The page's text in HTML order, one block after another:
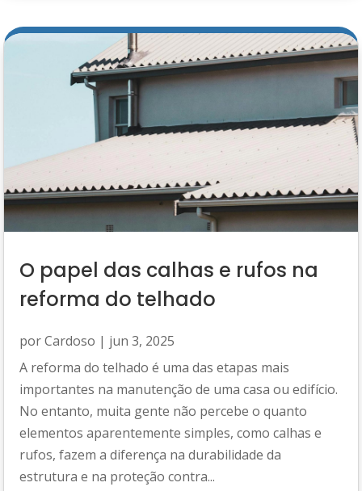
O papel das calhas e rufos na
reforma do telhado
porCardoso | jun 3, 2025
A reforma do telhado é uma das etapas mais
importantes na manutenção de uma casa ou edifício.
No entanto, muita gente não percebe o quanto
elementos aparentemente simples, como calhas e
rufos, fazem a diferença na durabilidade da
estrutura e na proteção contra...